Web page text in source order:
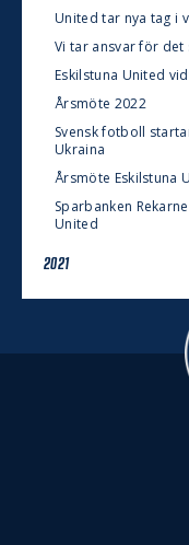
United tar nya tag i
Vi tar ansvar för det
Eskilstuna United
Årsmöte 2022
Svensk fotboll
Ukraina
Årsmöte Eskilstuna
Sparbanken
United
2021